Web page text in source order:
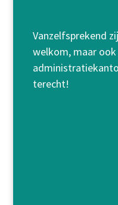
Vanzelfsprekend
welkom, maar
terecht!